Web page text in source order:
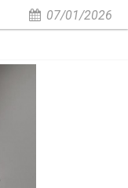
07/01/2026